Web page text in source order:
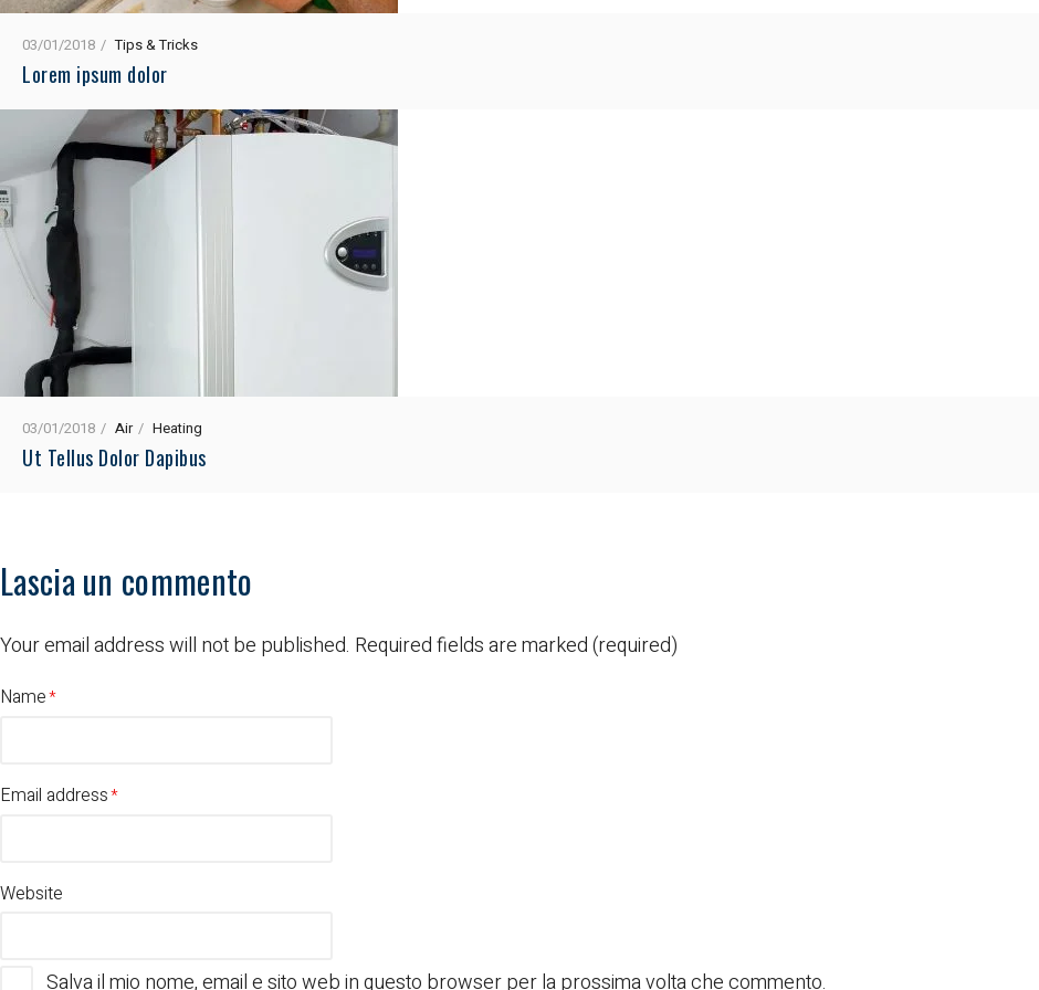
03/01/2018 Tips & Tricks
Lorem ipsum dolor
03/01/2018 Air Heating
Ut Tellus Dolor Dapibus
Lascia un commento
Your email address will not be published. Required fields are marked (required)
Name
Email address
Website
Salva il mio nome, email e sito web in questo browser per la prossima volta che commento.